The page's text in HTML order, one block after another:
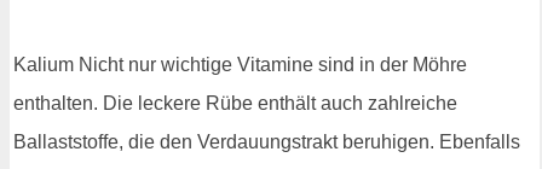
Kalium Nicht nur wichtige Vitamine sind in der Möhre
enthalten. Die leckere Rübe enthält auch zahlreiche
Ballaststoffe, die den Verdauungstrakt beruhigen. Ebenfalls